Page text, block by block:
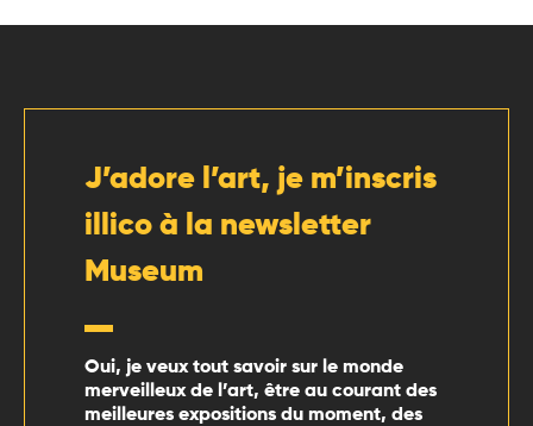
J’adore l’art, je m’inscris
illico à la newsletter
Museum
Oui, je veux tout savoir sur le monde
merveilleux de l’art, être au courant des
meilleures expositions du moment, des